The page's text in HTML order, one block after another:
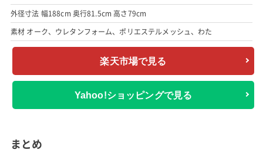
外径寸法 幅188cm 奥行81.5cm 高さ79cm
素材 オーク、ウレタンフォーム、ポリエステルメッシュ、わた
楽天市場で見る
Yahoo!ショッピングで見る
まとめ